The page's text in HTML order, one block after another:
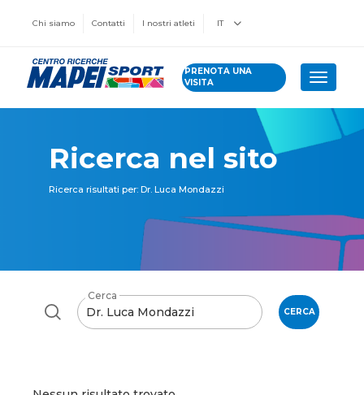
Chi siamo Contatti I nostri atleti IT
PRENOTA UNA
VISITA
Toggle
Ricerca nel sito
Ricerca risultati per: Dr. Luca Mondazzi
Cerca
CERCA